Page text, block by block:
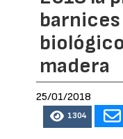
madera
25/01/2018
1304